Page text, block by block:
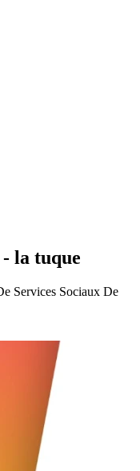
la tuque
Services Sociaux De